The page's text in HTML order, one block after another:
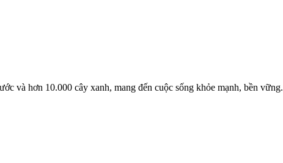
và hơn 10.000 cây xanh, mang đến cuộc sống khỏe mạnh, bền vững.